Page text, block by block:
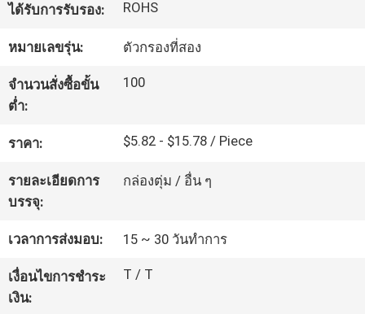
เรา
ทัวร์
โรงงาน
ควบคุม
คุณภาพ
ติดต่อ
ได้รับการรับรอง: ROHS
หมายเลขรุ่น: ตัวกรองที่สอง
จำนวนสั่งซื้อขั้น
ต่ำ:
100
ราคา: $5.82 - $15.78 / Piece
รายละเอียดการ
บรรจุ:
กล่องตุ่ม / อื่น ๆ
เวลาการส่งมอบ: 15 ~ 30 วันทำการ
เงื่อนไขการชำระ
เงิน:
T / T